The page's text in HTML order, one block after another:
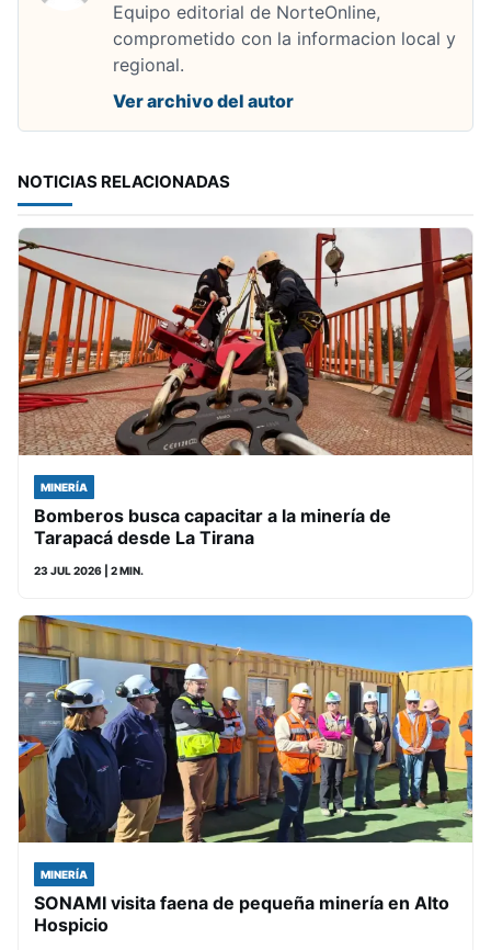
Equipo editorial de NorteOnline,
comprometido con la informacion local y
regional.
Ver archivo del autor
NOTICIAS RELACIONADAS
MINERÍA
Bomberos busca capacitar a la minería de
Tarapacá desde La Tirana
23 JUL 2026 | 2 MIN.
MINERÍA
SONAMI visita faena de pequeña minería en Alto
Hospicio